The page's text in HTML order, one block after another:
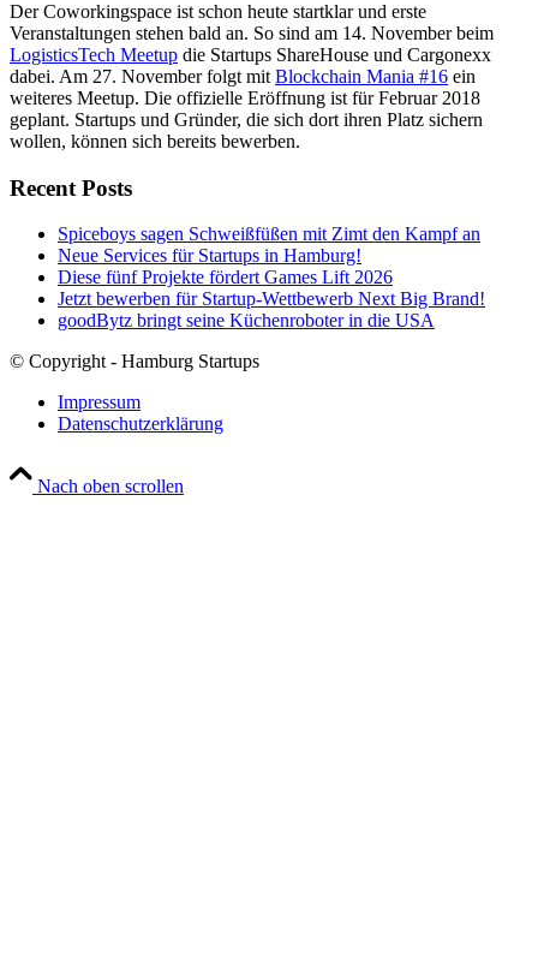
Der Coworkingspace ist schon heute startklar und erste
Veranstaltungen stehen bald an. So sind am 14. November beim
LogisticsTech Meetup die Startups ShareHouse und Cargonexx
dabei. Am 27. November folgt mit Blockchain Mania #16 ein
weiteres Meetup. Die offizielle Eröffnung ist für Februar 2018
geplant. Startups und Gründer, die sich dort ihren Platz sichern
wollen, können sich bereits bewerben.
Recent Posts
Spiceboys sagen Schweißfüßen mit Zimt den Kampf an
Neue Services für Startups in Hamburg!
Diese fünf Projekte fördert Games Lift 2026
Jetzt bewerben für Startup-Wettbewerb Next Big Brand!
goodBytz bringt seine Küchenroboter in die USA
© Copyright - Hamburg Startups
Impressum
Datenschutzerklärung
Nach oben scrollen